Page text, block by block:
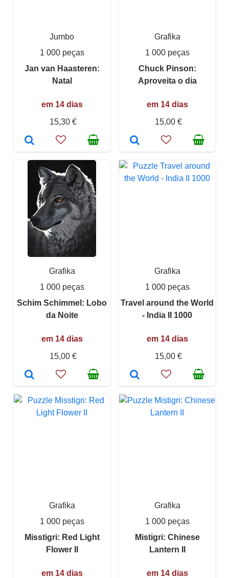
Jumbo
1 000 peças
Jan van Haasteren:
Natal
em 14 dias
15,30 €
Grafika
1 000 peças
Chuck Pinson:
Aproveita o dia
em 14 dias
15,00 €
Grafika
1 000 peças
Schim Schimmel: Lobo
da Noite
em 14 dias
15,00 €
Grafika
1 000 peças
Travel around the World
- India II 1000
em 14 dias
15,00 €
Grafika
1 000 peças
Misstigri: Red Light
Flower II
em 14 dias
Grafika
1 000 peças
Mistigri: Chinese
Lantern II
em 14 dias